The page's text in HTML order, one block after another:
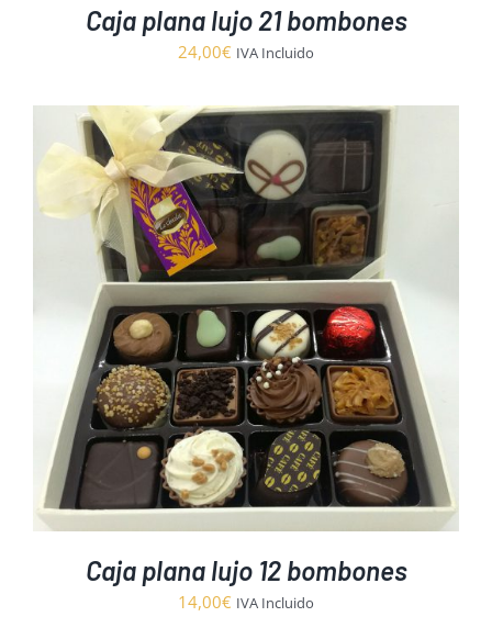
Caja plana lujo 21 bombones
24,00€ IVA Incluido
Caja plana lujo 12 bombones
14,00€ IVA Incluido